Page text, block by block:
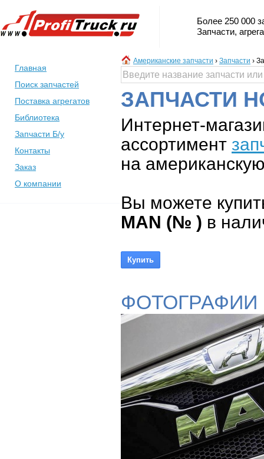
Более 250 000
Запчасти,
Главная
Поиск запчастей
Поставка агрегатов
Библиотека
Запчасти Б/у
Контакты
Заказ
О компании
Американские запчасти › Запчасти ›
ЗАПЧАСТИ
Интернет-
ассортимент
на
Вы можете
MAN (№ ) в
ФОТОГРАФИИ